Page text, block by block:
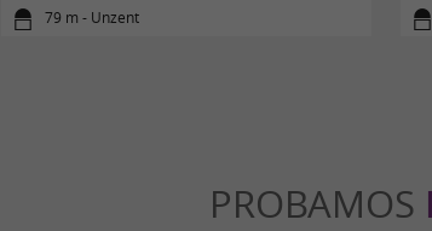
79 m - Unzent
PROBAMOS